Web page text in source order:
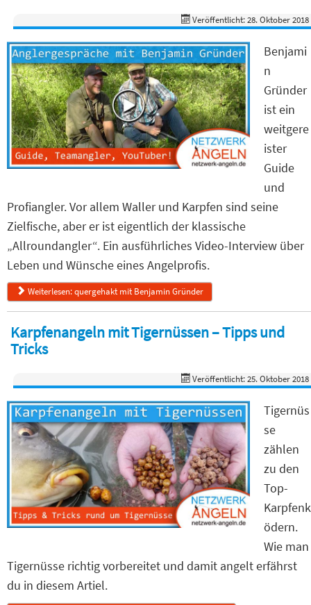
Veröffentlicht: 28. Oktober 2018
Benjami
n
Gründer
ist ein
weitgere
ister
Guide
und
Profiangler. Vor allem Waller und Karpfen sind seine
Zielfische, aber er ist eigentlich der klassische
„Allroundangler“. Ein ausführliches Video-Interview über
Leben und Wünsche eines Angelprofis.
Weiterlesen: quergehakt mit Benjamin Gründer
Karpfenangeln mit Tigernüssen – Tipps und
Tricks
Veröffentlicht: 25. Oktober 2018
Tigernüs
se
zählen
zu den
Top-
Karpfenk
ödern.
Wie man
Tigernüsse richtig vorbereitet und damit angelt erfährst
du in diesem Artiel.